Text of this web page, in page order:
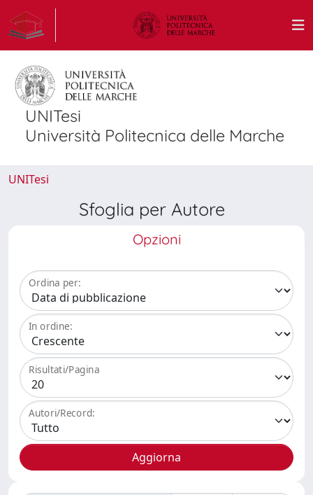
UNITesi
Università Politecnica delle Marche
UNITesi
Sfoglia per Autore
Opzioni
Ordina per:
In ordine:
Risultati/Pagina
Autori/Record: